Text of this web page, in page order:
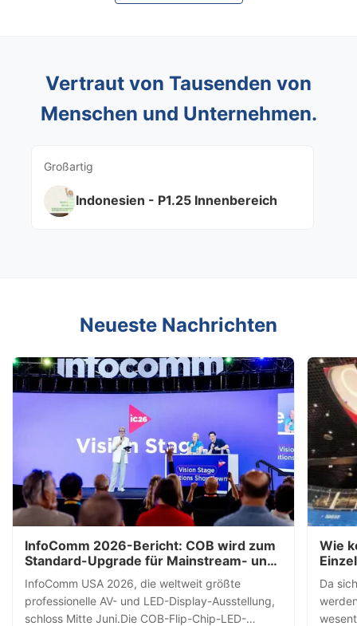
Vertraut von Tausenden von
Menschen und Unternehmen.
Großartig
Indonesien - P1.25 Innenbereich
Neueste Nachrichten
InfoComm 2026-Bericht: COB wird zum
Standard-Upgrade für Mainstream- und
Miet-LED-Schränke
InfoComm USA 2026, die weltweit größte
professionelle AV- und LED-Display-Ausstellung,
schloss Mitte Juni.Die COB-Flip-Chip-LED-
Wie
Da